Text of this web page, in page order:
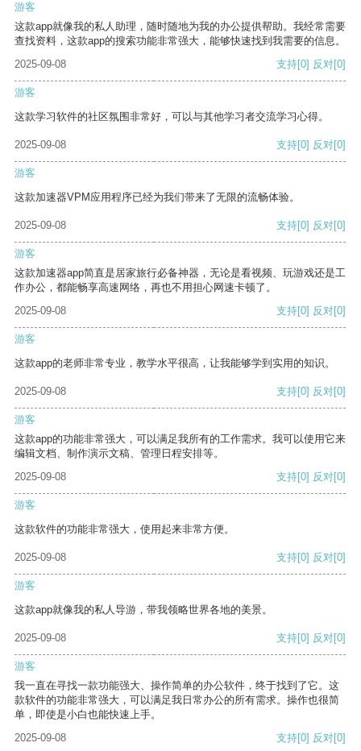
游客
这款app就像我的私人助理，随时随地为我的办公提供帮助。我经常需要
查找资料，这款app的搜索功能非常强大，能够快速找到我需要的信息。
2025-09-08
支持[0] 反对[0]
游客
这款学习软件的社区氛围非常好，可以与其他学习者交流学习心得。
2025-09-08 支持[0] 反对[0]
游客
这款加速器VPM应用程序已经为我们带来了无限的流畅体验。
2025-09-08 支持[0] 反对[0]
游客
这款加速器app简直是居家旅行必备神器，无论是看视频、玩游戏还是工
作办公，都能畅享高速网络，再也不用担心网速卡顿了。
2025-09-08
支持[0] 反对[0]
游客
这款app的老师非常专业，教学水平很高，让我能够学到实用的知识。
2025-09-08 支持[0] 反对[0]
游客
这款app的功能非常强大，可以满足我所有的工作需求。我可以使用它来
编辑文档、制作演示文稿、管理日程安排等。
2025-09-08
支持[0] 反对[0]
游客
这款软件的功能非常强大，使用起来非常方便。
2025-09-08 支持[0] 反对[0]
游客
这款app就像我的私人导游，带我领略世界各地的美景。
2025-09-08 支持[0] 反对[0]
游客
我一直在寻找一款功能强大、操作简单的办公软件，终于找到了它。这
款软件的功能非常强大，可以满足我日常办公的所有需求。操作也很简
单，即使是小白也能快速上手。
2025-09-08
支持[0] 反对[0]